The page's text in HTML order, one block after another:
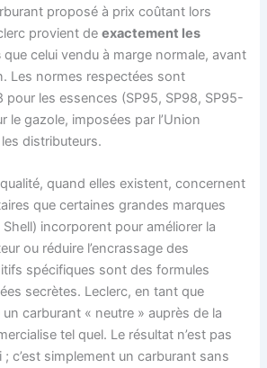
proposé à prix coûtant lors
provient deexactement les
que celui vendu à marge normale, avant
Les normes respectées sont
pour les essences (SP95, SP98, SP95-
le gazole, imposées par l’Union
distributeurs.
quand elles existent, concernent
que certaines grandes marques
Shell) incorporent pour améliorer la
ou réduire l’encrassage des
spécifiques sont des formules
secrètes. Leclerc, en tant que
carburant « neutre » auprès de la
tel quel. Le résultat n’est pas
c’est simplement un carburant sans